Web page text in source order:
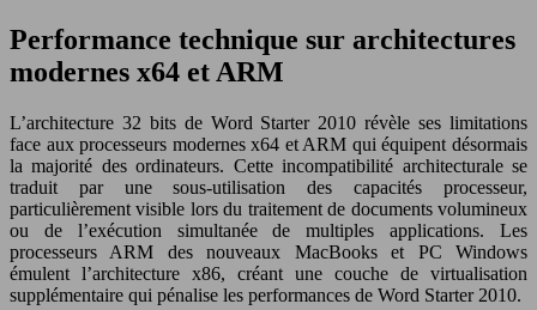
Performance technique sur architectures
modernes x64 et ARM
L’architecture 32 bits de Word Starter 2010 révèle ses limitations
face aux processeurs modernes x64 et ARM qui équipent désormais
la majorité des ordinateurs. Cette incompatibilité architecturale se
traduit par une sous-utilisation des capacités processeur,
particulièrement visible lors du traitement de documents volumineux
ou de l’exécution simultanée de multiples applications. Les
processeurs ARM des nouveaux MacBooks et PC Windows
émulent l’architecture x86, créant une couche de virtualisation
supplémentaire qui pénalise les performances de Word Starter 2010.